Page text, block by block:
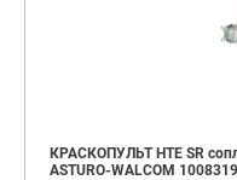
КРАСКОПУЛЬТ HTE SR
ASTURO-WALCOM